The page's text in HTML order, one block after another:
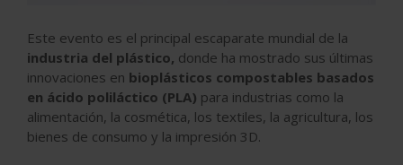
Este evento es el principal escaparate mundial de la
industria del plástico, donde ha mostrado sus últimas
innovaciones en bioplásticos compostables basados
en ácido poliláctico (PLA) para industrias como la
alimentación, la cosmética, los textiles, la agricultura, los
bienes de consumo y la impresión 3D.